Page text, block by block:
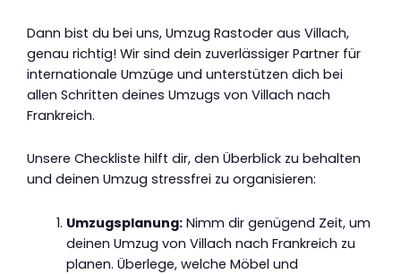
Dann bist du bei uns, Umzug Rastoder aus Villach,
genau richtig! Wir sind dein zuverlässiger Partner für
internationale Umzüge und unterstützen dich bei
allen Schritten deines Umzugs von Villach nach
Frankreich.
Unsere Checkliste hilft dir, den Überblick zu behalten
und deinen Umzug stressfrei zu organisieren:
Umzugsplanung:Nimm dir genügend Zeit, um
deinen Umzug von Villach nach Frankreich zu
planen. Überlege, welche Möbel und